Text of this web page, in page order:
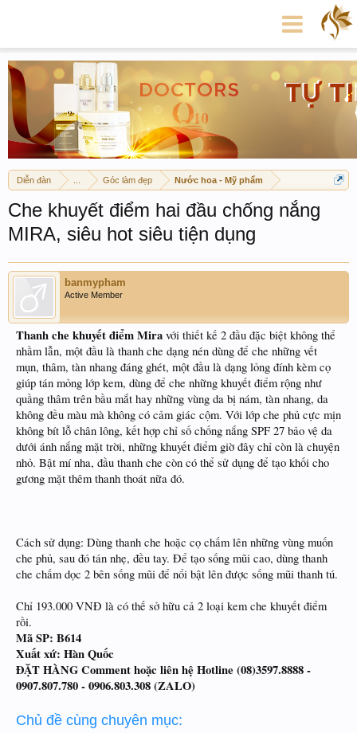
Diễn đàn Góc làm đẹp Nước hoa - Mỹ phẩm
Che khuyết điểm hai đầu chống nắng
MIRA, siêu hot siêu tiện dụng
banmypham
Active Member
Thanh che khuyết điểm Mira với thiết kế 2 đầu đặc biệt không thể
nhầm lẫn, một đầu là thanh che dạng nén dùng để che những vết
mụn, thâm, tàn nhang đáng ghét, một đầu là dạng lỏng đính kèm cọ
giúp tán mỏng lớp kem, dùng để che những khuyết điểm rộng như
quầng thâm trên bầu mắt hay những vùng da bị nám, tàn nhang, da
không đều màu mà không có cảm giác cộm. Với lớp che phủ cực mịn
không bít lỗ chân lông, kết hợp chỉ số chống nắng SPF 27 bảo vệ da
dưới ánh nắng mặt trời, những khuyết điểm giờ đây chỉ còn là chuyện
nhỏ. Bật mí nha, đầu thanh che còn có thể sử dụng để tạo khối cho
gương mặt thêm thanh thoát nữa đó.
Cách sử dụng: Dùng thanh che hoặc cọ chấm lên những vùng muốn
che phủ, sau đó tán nhẹ, đều tay. Để tạo sống mũi cao, dùng thanh
che chấm dọc 2 bên sống mũi để nổi bật lên được sống mũi thanh tú.
Chỉ 193.000 VNĐ là có thế sở hữu cả 2 loại kem che khuyết điểm
rồi.
Mã SP: B614
Xuất xứ: Hàn Quốc
ĐẶT HÀNG Comment hoặc liên hệ Hotline (08)3597.8888 -
0907.807.780 - 0906.803.308 (ZALO)
Chủ đề cùng chuyên mục: